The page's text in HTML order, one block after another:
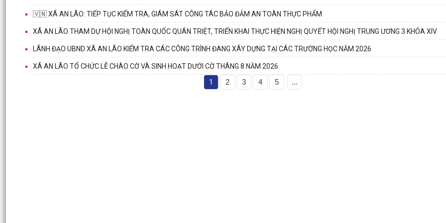
🇻🇳 XÃ AN LÃO: TIẾP TỤC KIỂM TRA, GIÁM SÁT CÔNG TÁC BẢO ĐẢM AN TOÀN THỰC PHẨM
XÃ AN LÃO THAM DỰ HỘI NGHỊ TOÀN QUỐC QUÁN TRIỆT, TRIỂN KHAI THỰC HIỆN NGHỊ QUYẾT HỘI NGHỊ TRUNG ƯƠNG 3 KHÓA XIV
LÃNH ĐẠO UBND XÃ AN LÃO KIỂM TRA CÁC CÔNG TRÌNH ĐANG XÂY DỰNG TẠI CÁC TRƯỜNG HỌC NĂM 2026
XÃ AN LÃO TỔ CHỨC LỄ CHÀO CỜ VÀ SINH HOẠT DƯỚI CỜ THÁNG 8 NĂM 2026.
1 2 3 4 5 ...